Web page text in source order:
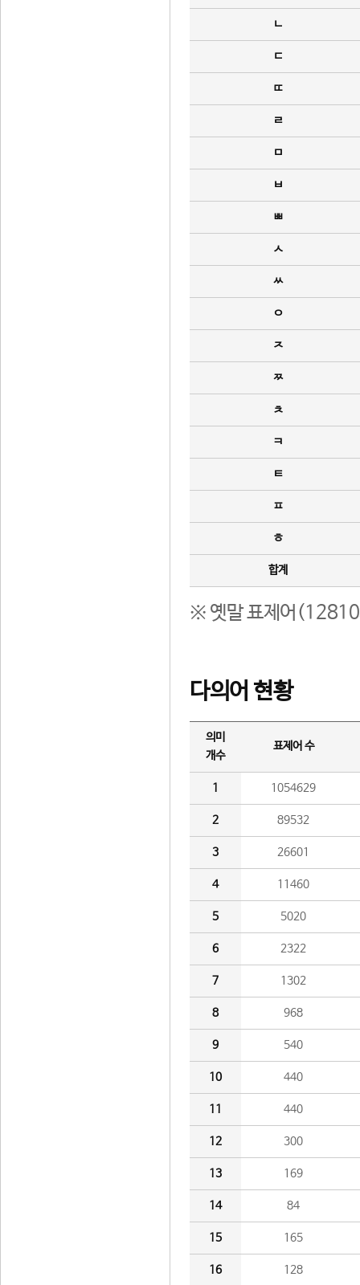
ㄴ
ㄷ
ㄸ
ㄹ
ㅁ
ㅂ
ㅃ
ㅅ
ㅆ
ㅇ
ㅈ
ㅉ
ㅊ
ㅋ
ㅌ
ㅍ
ㅎ
합계
※ 옛말 표제어(12810
다의어 현황
의미
개수
표제어 수
1 1054629
2 89532
3 26601
4 11460
5 5020
6 2322
7 1302
8 968
9 540
10 440
11 440
12 300
13 169
14 84
15 165
16 128